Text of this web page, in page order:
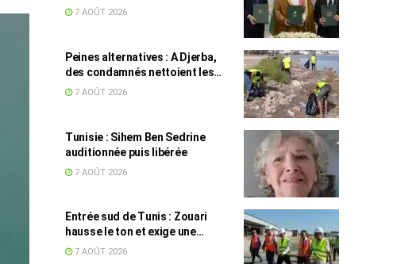
islamique » ?
7 AOÛT 2026
Peines alternatives : A Djerba,
des condamnés nettoient les
plages
7 AOÛT 2026
Tunisie : Sihem Ben Sedrine
auditionnée puis libérée
7 AOÛT 2026
Entrée sud de Tunis : Zouari
hausse le ton et exige une
accélération des travaux
7 AOÛT 2026